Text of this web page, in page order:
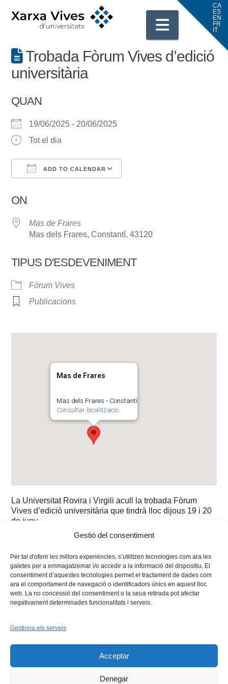
Gestió del consentiment
Per tal d'oferir les millors experiències, s’utilitzen tecnologies com ara les
galetes per a emmagatzemar i/o accedir a la informació del dispositiu. El
consentiment d’aquestes tecnologies permet el tractament de dades com
ara el comportament de navegació o identificadors únics en aquest lloc
web. La no concessió del consentiment o la seua retirada pot afectar
negativament determinades funcionalitats i serveis.
Gestiona els serveis
Acceptar
Denegar
Trobada Fòrum Vives d’edició
universitària
QUAN
19/06/2025 - 20/06/2025
Tot el dia
ADD TO CALENDAR
ON
Mas de Frares
Mas dels Frares, Constantí, 43120
TIPUS D'ESDEVENIMENT
Fòrum Vives
Publicacions
Mas de Frares
Mas dels Frares - Constantí
Consultar localització
La Universitat Rovira i Virgili acull la trobada Fòrum
Vives d’edició universitària que tindrà lloc dijous 19 i 20
de juny.
el programa.
Instagram
Flickr
INICI QUI SOM
PROGRAMES
DESENVOLUPAMENT SOSTENIBLE
AVÍS LEGAL